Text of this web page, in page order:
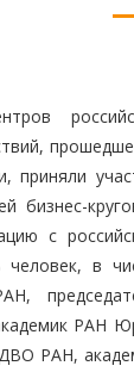
приняли
бизнес-
с
человек, в
РАН
ДВО РАН,